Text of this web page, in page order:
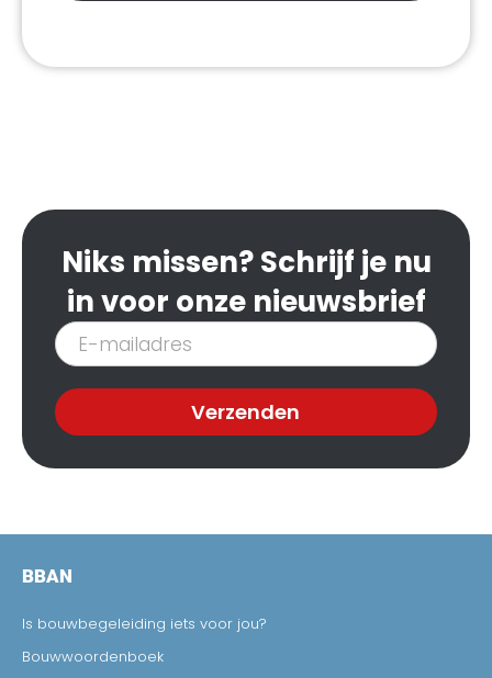
Niks missen? Schrijf je nu
in voor onze nieuwsbrief
Inschrijven
nieuwsbrief
Verzenden
BBAN
Is bouwbegeleiding iets voor jou?
Bouwwoordenboek